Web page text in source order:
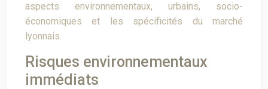
aspects environnementaux, urbains, socio-
économiques et les spécificités du marché
lyonnais.
Risques environnementaux
immédiats